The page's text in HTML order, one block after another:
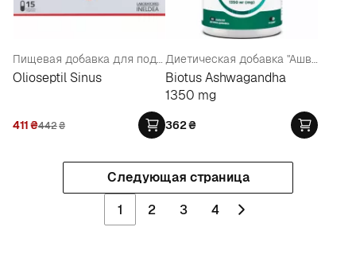
Пищевая добавка для поддержания здоровья гайморовых пазух
Olioseptil Sinus
411₴442₴
Диетическая добавка "Ашваганда" 1350 мг
Biotus Ashwagandha
1350 mg
362₴
Следующая страница
1
2 3 4